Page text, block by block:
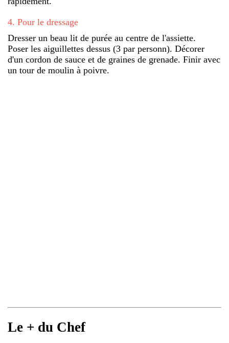
4. Pour le dressage
Dresser un beau lit de purée au centre de l'assiette.
Poser les aiguillettes dessus (3 par personn). Décorer
d'un cordon de sauce et de graines de grenade. Finir avec
un tour de moulin à poivre.
Le + du Chef